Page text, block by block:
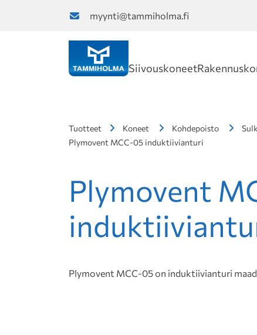
myynti@tammiholma.fi
Siivouskoneet
Tuotteet Koneet Kohdepoisto
Plymovent MCC-05 induktiivianturi
Plymovent
Plymovent MCC-05 on induktiivianturi